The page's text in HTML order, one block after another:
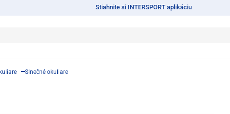
Stiahnite si INTERSPORT aplikáciu
Slnečné okuliare